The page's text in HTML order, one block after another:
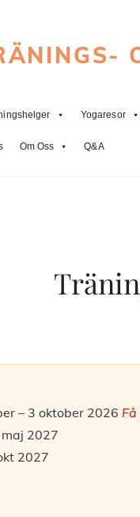
Yogaresor
Om Oss Q&A
– 3 oktober 2026
2027
2027